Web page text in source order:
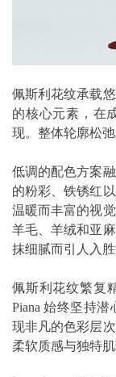
佩斯利花纹承载
的核心元素，在
现。整体轮廓松
低调的配色方案
的粉彩、铁锈红
温暖而丰富的视
羊毛、羊绒和亚
抹细腻而引人入胜
佩斯利花纹繁复
Piana 始终坚持
现非凡的色彩层
柔软质感与独特肌